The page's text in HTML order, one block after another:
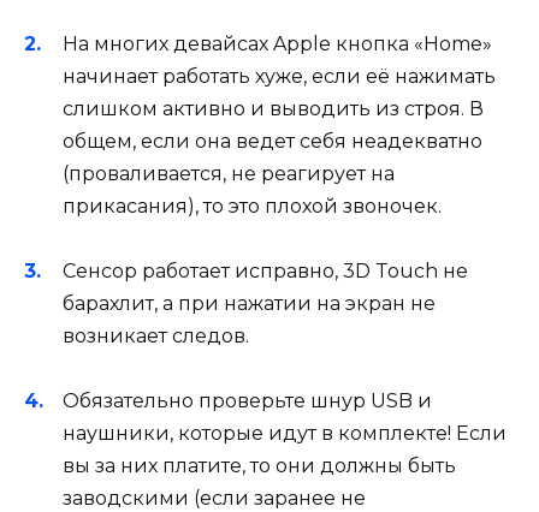
На многих девайсах Apple кнопка «Home»
начинает работать хуже, если её нажимать
слишком активно и выводить из строя. В
общем, если она ведет себя неадекватно
(проваливается, не реагирует на
прикасания), то это плохой звоночек.
Сенсор работает исправно, 3D Touch не
барахлит, а при нажатии на экран не
возникает следов.
Обязательно проверьте шнур USB и
наушники, которые идут в комплекте! Если
вы за них платите, то они должны быть
заводскими (если заранее не